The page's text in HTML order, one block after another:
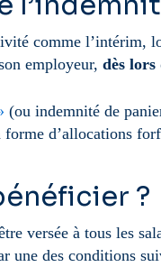
comme
employeur, dès
(ou indemnité de
d’allocations
?
versée à tous les
une des conditions